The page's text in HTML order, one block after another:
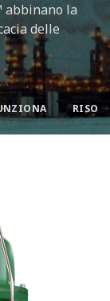
abbinano la
delle